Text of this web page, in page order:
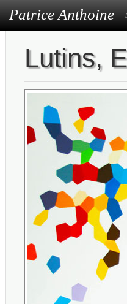
Patrice Anthoine
Lutins,